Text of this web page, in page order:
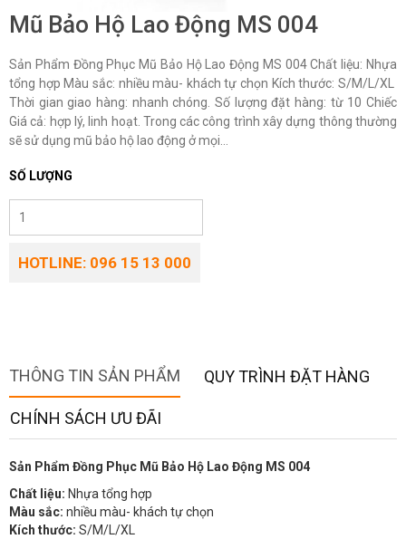
Mũ Bảo Hộ Lao Động MS 004
Sản Phẩm Đồng Phục Mũ Bảo Hộ Lao Động MS 004 Chất liệu: Nhựa
tổng hợp Màu sắc: nhiều màu- khách tự chọn Kích thước: S/M/L/XL
Thời gian giao hàng: nhanh chóng. Số lượng đặt hàng: từ 10 Chiếc
Giá cả: hợp lý, linh hoạt. Trong các công trình xây dựng thông thường
sẽ sử dụng mũ bảo hộ lao động ở mọi...
SỐ LƯỢNG
HOTLINE: 096 15 13 000
THÔNG TIN SẢN PHẨM QUY TRÌNH ĐẶT HÀNG
CHÍNH SÁCH ƯU ĐÃI
Sản Phẩm Đồng Phục Mũ Bảo Hộ Lao Động MS 004
Chất liệu: Nhựa tổng hợp
Màu sắc: nhiều màu- khách tự chọn
Kích thước: S/M/L/XL